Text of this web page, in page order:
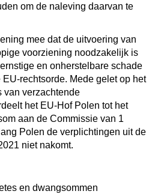
om de naleving daarvan te
mee dat de uitvoering van
voorziening noodzakelijk is
en onherstelbare schade
rechtsorde. Mede gelet op het
van verzachtende
het EU-Hof Polen tot het
aan de Commissie van 1
Polen de verplichtingen uit de
niet nakomt.
en dwangsommen